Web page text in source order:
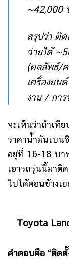
~42,000
สรุปว่า ติ
จ่ายได้
(ผลลัพธ์/
เครื่องยน
งาน / กา
จะเห็นว่าถ้าเที
ราคาน้ำมันเบน
อยู่ที่ 16-18 บา
เอารถรุ่นนี้มาติ
ไปได้ค่อนข้างเ
Toyota
คำตอบคือ “ติดตั้